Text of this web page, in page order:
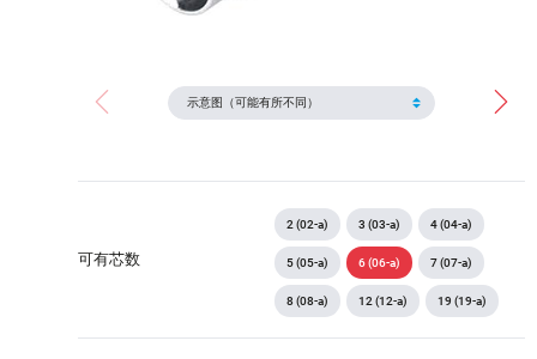
可有芯数
2 (02-a) 3 (03-a) 4 (04-a)
5 (05-a) 6 (06-a) 7 (07-a)
8 (08-a) 12 (12-a) 19 (19-a)